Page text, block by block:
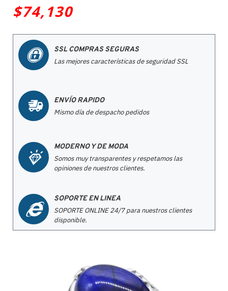
$74,130
SSL COMPRAS SEGURAS
Las mejores características de seguridad SSL
ENVÍO RAPIDO
Mismo día de despacho pedidos
MODERNO Y DE MODA
Somos muy transparentes y respetamos las
opiniones de nuestros clientes.
SOPORTE EN LINEA
SOPORTE ONLINE 24/7 para nuestros clientes
disponible.